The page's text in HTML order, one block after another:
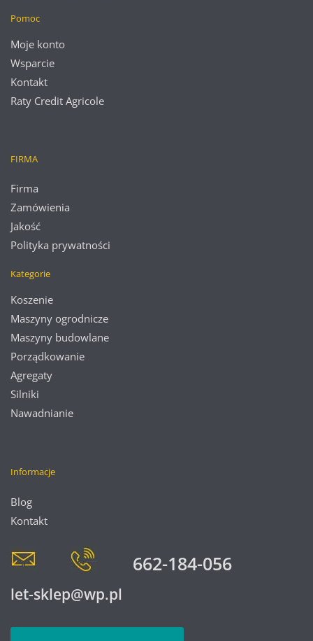
Pomoc
Moje konto
Wsparcie
Kontakt
Raty Credit Agricole
FIRMA
Firma
Zamówienia
Jakość
Polityka prywatności
Kategorie
Koszenie
Maszyny ogrodnicze
Maszyny budowlane
Porządkowanie
Agregaty
Silniki
Nawadnianie
Informacje
Blog
Kontakt
662-184-056
let-sklep@wp.pl